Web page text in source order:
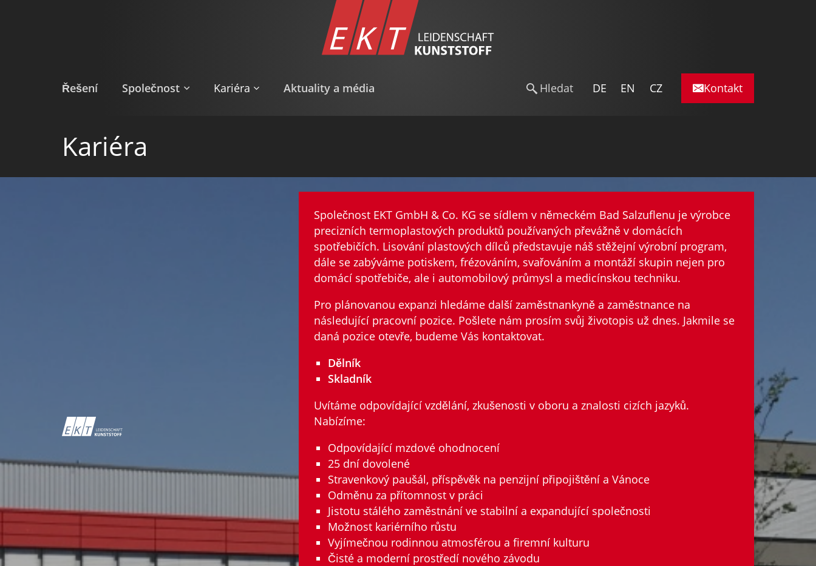
Řešení Společnost Kariéra Aktuality a média DE EN CZ
Kariéra
Společnost EKT GmbH & Co. KG se sídlem v německém Bad Salzuflenu je výrobce
precizních termoplastových produktů používaných převážně v domácích
spotřebičích. Lisování plastových dílců představuje náš stěžejní výrobní program,
dále se zabýváme potiskem, frézováním, svařováním a montáží skupin nejen pro
domácí spotřebiče, ale i automobilový průmysl a medicínskou techniku.
Pro plánovanou expanzi hledáme další zaměstnankyně a zaměstnance na
následující pracovní pozice. Pošlete nám prosím svůj životopis už dnes. Jakmile se
daná pozice otevře, budeme Vás kontaktovat.
Dělník
Skladník
Uvítáme odpovídající vzdělání, zkušenosti v oboru a znalosti cizích jazyků.
Nabízíme:
Odpovídající mzdové ohodnocení
25 dní dovolené
Stravenkový paušál, příspěvěk na penzijní připojištění a Vánoce
Odměnu za přítomnost v práci
Jistotu stálého zaměstnání ve stabilní a expandující společnosti
Možnost kariérního růstu
Vyjímečnou rodinnou atmosférou a firemní kulturu
Čisté a moderní prostředí nového závodu